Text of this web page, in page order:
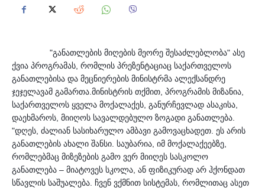
"განათლების მიღების მეორე შესაძლებლობა" ასე
ქვია პროგრამას, რომლის პრეზენტაციაც საქართველოს
განათლებისა და მეცნიერების მინისტრმა ალექსანდრე
ჯეჯელავამ გამართა. მინისტრის თქმით, პროგრამის მიზანია,
საქართველოს ყველა მოქალაქეს, განურჩევლად ასაკისა,
დაეხმაროს, მიიღოს სავალდებულო ზოგადი განათლება.
"დღეს, ძალიან სასიხარულო ამბავი გამოვაცხადეთ. ეს არის
განათლების ახალი შანსი. საუბარია, იმ მოქალაქეებზე,
რომლებმაც მიზეზების გამო ვერ მიიღეს სასკოლო
განათლება – მიატოვეს სკოლა, ან ფიზიკურად არ ჰქონდათ
სწავლის საშუალება. ჩვენ ვქმნით სისტემას, რომლითაც ასეთ